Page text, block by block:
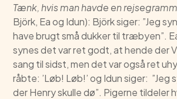
Tænk, hvis man havde en
Björk, Ea og Idun): Björk siger: ”Jeg
have brugt små dukker til træbyen”.
synes det var ret godt, at hende der
sang til sidst, men det var også ret
råbte: ’Løb! Løb!’ og Idun siger: ”Jeg
der Henry skulle dø”. Pigerne tildeler